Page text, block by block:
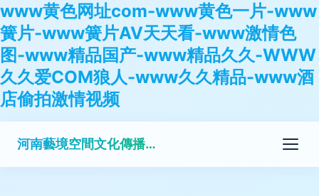
www黄色网址com-www黄色一片-www
簧片-www簧片AV天天看-www激情色
图-www精品国产-www精品久久-WWW
久久爱COM狼人-www久久精品-www酒
店偷拍激情视频
河南藝境空間文化傳播有限公司